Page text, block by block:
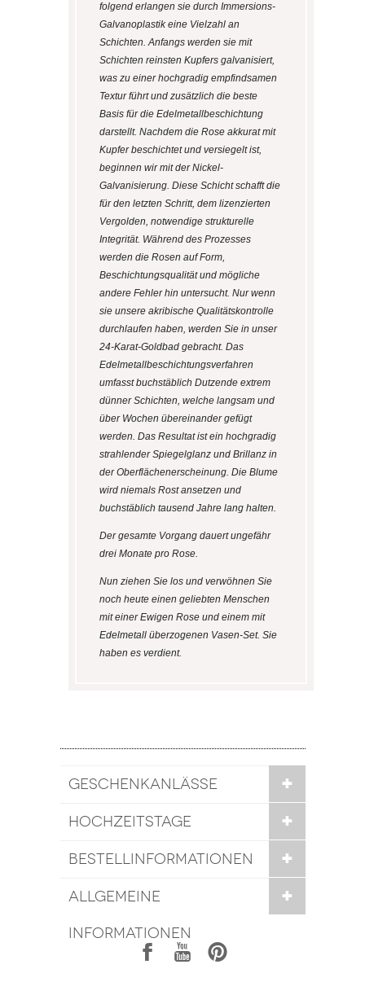
folgend erlangen sie durch Immersions-
Galvanoplastik eine Vielzahl an
Schichten. Anfangs werden sie mit
Schichten reinsten Kupfers galvanisiert,
was zu einer hochgradig empfindsamen
Textur führt und zusätzlich die beste
Basis für die Edelmetallbeschichtung
darstellt. Nachdem die Rose akkurat mit
Kupfer beschichtet und versiegelt ist,
beginnen wir mit der Nickel-
Galvanisierung. Diese Schicht schafft die
für den letzten Schritt, dem lizenzierten
Vergolden, notwendige strukturelle
Integrität. Während des Prozesses
werden die Rosen auf Form,
Beschichtungsqualität und mögliche
andere Fehler hin untersucht. Nur wenn
sie unsere akribische Qualitätskontrolle
durchlaufen haben, werden Sie in unser
24-Karat-Goldbad gebracht. Das
Edelmetallbeschichtungsverfahren
umfasst buchstäblich Dutzende extrem
dünner Schichten, welche langsam und
über Wochen übereinander gefügt
werden. Das Resultat ist ein hochgradig
strahlender Spiegelglanz und Brillanz in
der Oberflächenerscheinung. Die Blume
wird niemals Rost ansetzen und
buchstäblich tausend Jahre lang halten.
Der gesamte Vorgang dauert ungefähr
drei Monate pro Rose.
Nun ziehen Sie los und verwöhnen Sie
noch heute einen geliebten Menschen
mit einer Ewigen Rose und einem mit
Edelmetall überzogenen Vasen-Set. Sie
haben es verdient.
GESCHENKANLÄSSE
HOCHZEITSTAGE
BESTELLINFORMATIONEN
ALLGEMEINE
INFORMATIONEN
1 7 6